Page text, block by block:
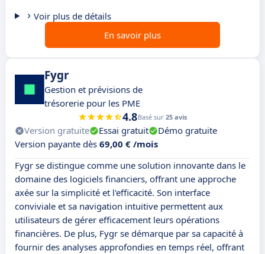
Voir plus de détails
En savoir plus
Fygr
Gestion et prévisions de
trésorerie pour les PME
4.8Basé sur 25 avis
Version gratuite Essai gratuit
Démo gratuite
Version payante dès 69,00 € /mois
Fygr se distingue comme une solution innovante dans le
domaine des logiciels financiers, offrant une approche
axée sur la simplicité et l'efficacité. Son interface
conviviale et sa navigation intuitive permettent aux
utilisateurs de gérer efficacement leurs opérations
financières. De plus, Fygr se démarque par sa capacité à
fournir des analyses approfondies en temps réel, offrant